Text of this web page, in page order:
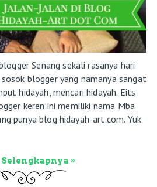
Senang sekali rasanya hari
blogger yang namanya sangat
hidayah, mencari hidayah. Eits
keren ini memiliki nama Mba
punya blog hidayah-art.com. Yuk
Selengkapnya »